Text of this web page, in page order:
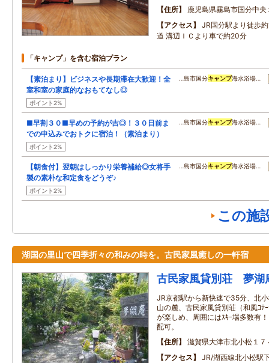
住所
鹿児島県霧島市国分中
アクセス
JR国分駅より徒歩
道 溝辺ＩＣより車で約20分
「キャンプ」を含む宿泊プラン
【素泊まり】ビジネスや長期滞在大歓迎！全
室和室の家庭的なおもてなし◎
ポイント2%
…島市国分キャンプ海水浴場…
■早割３０■早めの予約が吉◎！３０日前ま
での申込みでおトクに宿泊！（素泊まり）
ポイント2%
…島市国分キャンプ海水浴場…
【朝食付】翌朝はしっかり栄養補給◎女将手
製の素朴な和定食をどうぞ♪
ポイント2%
…島市国分キャンプ海水浴場…
この施
湖国の里山で四季折々の和みの時を。古民家風癒しの一軒宿
古民家風貸別荘 夢湖
JR京都駅から新快速で35分、北
山の麓、古民家風貸別荘（和風ｺﾃ
が楽しめ、周囲にはｽｷｰ場多数有
配可。
住所
滋賀県大津市北小松１７
アクセス
JR/湖西線北小松